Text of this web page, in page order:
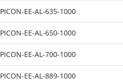
PICON-EE-AL-635-1000
PICON-EE-AL-650-1000
PICON-EE-AL-700-1000
PICON-EE-AL-889-1000